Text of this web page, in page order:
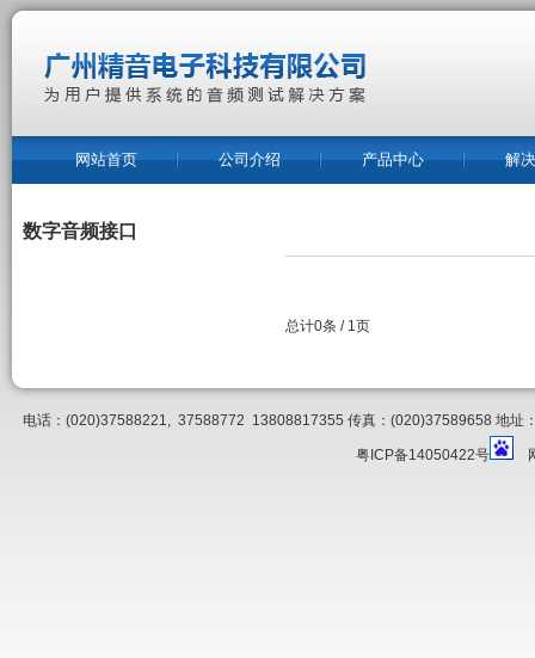
网站首页 公司介绍 产品中心 解
数字音频接口
总计0条 / 1页
电话：(020)37588221, 37588772 13808817355 传真：(020)37589658 地址
粤ICP备14050422号